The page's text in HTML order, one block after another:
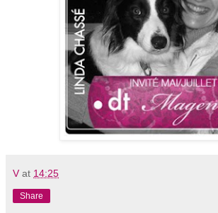
V at 14:25
Share